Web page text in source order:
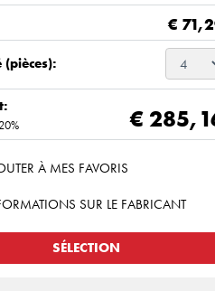
€
€
À MES FAVORIS
SUR LE FABRICANT
SÉLECTION